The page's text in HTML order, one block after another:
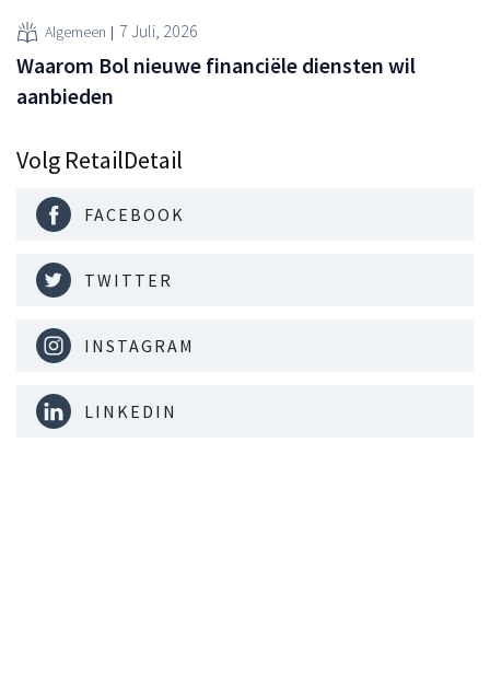
Algemeen 7 Juli, 2026
Waarom Bol nieuwe financiële diensten wil
aanbieden
Volg RetailDetail
FACEBOOK
TWITTER
INSTAGRAM
LINKEDIN